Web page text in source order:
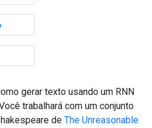
gerar texto usando um RNN
trabalhará com um conjunto
de The Unreasonable